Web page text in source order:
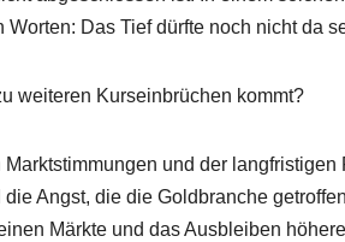
Das Tief dürfte noch nicht da
weiteren Kurseinbrüchen kommt?
und der
Angst, die die Goldbranche
Märkte und das Ausbleiben